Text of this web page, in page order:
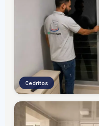
Cedritos